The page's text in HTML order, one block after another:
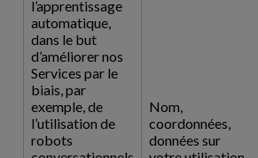
l’apprentissage
automatique,
dans le but
d’améliorer nos
Services par le
biais, par
exemple, de
l’utilisation de
robots
Nom,
coordonnées,
données sur